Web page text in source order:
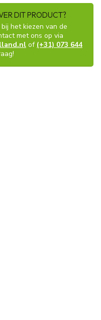
DIT PRODUCT?
het kiezen van de
met ons op via
of (+31) 073 644